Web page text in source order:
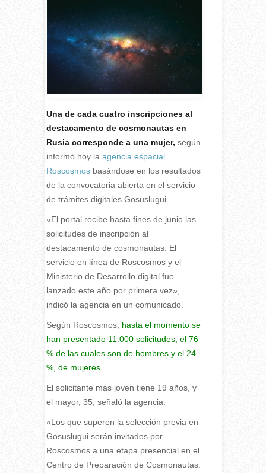
Una de cada cuatro inscripciones al
destacamento de cosmonautas en
Rusia corresponde a una mujer, según
informó hoy la agencia espacial
Roscosmosbasándose en los resultados
de la convocatoria abierta en el servicio
de trámites digitales Gosuslugui.
«El portal recibe hasta fines de junio las
solicitudes de inscripción al
destacamento de cosmonautas. El
servicio en línea de Roscosmos y el
Ministerio de Desarrollo digital fue
lanzado este año por primera vez»,
indicó la agencia en un comunicado.
Según Roscosmos, hasta el momento se
han presentado 11.000 solicitudes, el 76
% de las cuales son de hombres y el 24
%, de mujeres.
El solicitante más joven tiene 19 años, y
el mayor, 35, señaló la agencia.
«Los que superen la selección previa en
Gosuslugui serán invitados por
Roscosmos a una etapa presencial en el
Centro de Preparación de Cosmonautas.